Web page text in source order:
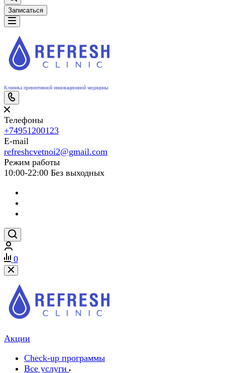
Записаться
Клиника превентивной инновационной медицины
Телефоны
+74951200123
E-mail
refreshcvetnoi2@gmail.com
Режим работы
10:00-22:00 Без выходных
0
Акции
Check-up программы
Все услуги